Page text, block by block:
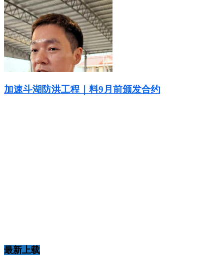
加速斗湖防洪工程｜料9月前颁发合约
最新上载